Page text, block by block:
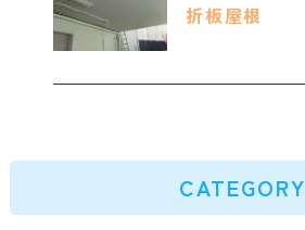
折板屋根
CATEGORY